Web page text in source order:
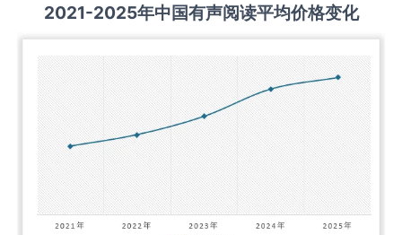
2021-2025年中国有声阅读平均价格变化